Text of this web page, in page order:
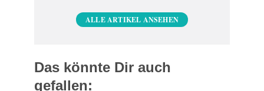
ALLE ARTIKEL ANSEHEN
Das könnte Dir auch
gefallen: